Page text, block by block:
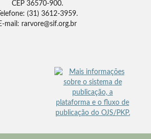
CEP 36570-900.
Telefone: (31) 3612-3959.
mail: rarvore@sif.org.br